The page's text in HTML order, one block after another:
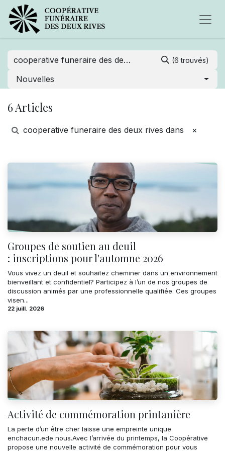
Nouvelles
(6 trouvés)
6 Articles
cooperative funeraire des deux rives dans ×
Groupes de soutien au deuil
: inscriptions pour l'automne 2026
Vous vivez un deuil et souhaitez cheminer dans un environnement
bienveillant et confidentiel? Participez à l’un de nos groupes de
discussion animés par une professionnelle qualifiée. Ces groupes
visen...
22 juill. 2026
Activité de commémoration printanière
La perte d’un être cher laisse une empreinte unique
enchacun.ede nous.Avec l’arrivée du printemps, la Coopérative
propose une nouvelle activité de commémoration pour vous